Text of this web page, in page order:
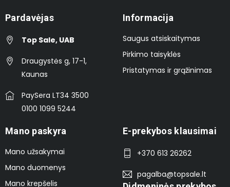
Pardavėjas
Top Sale, UAB
Draugystės g, 17-1,
Kaunas
PaySera LT34 3500
0100 1099 5244
Informacija
Saugus atsiskaitymas
Pirkimo taisyklės
Pristatymas ir grąžinimas
Mano paskyra
Mano užsakymai
Mano duomenys
Mano krepšelis
E-prekybos klausimai
+370 613 26262
pagalba@topsale.lt